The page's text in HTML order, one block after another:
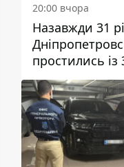
20:00 вчора
Назавжди 31
простились
Олександром